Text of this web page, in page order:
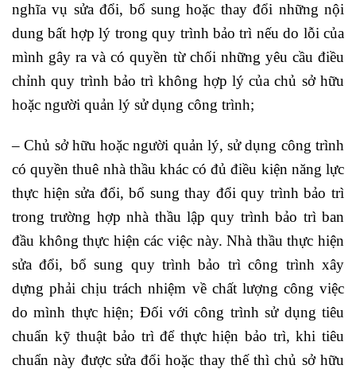
nghĩa vụ sửa đổi, bổ sung hoặc thay đổi những nội
dung bất hợp lý trong quy trình bảo trì nếu do lỗi của
mình gây ra và có quyền từ chối những yêu cầu điều
chỉnh quy trình bảo trì không hợp lý của chủ sở hữu
hoặc người quản lý sử dụng công trình;
– Chủ sở hữu hoặc người quản lý, sử dụng công trình
có quyền thuê nhà thầu khác có đủ điều kiện năng lực
thực hiện sửa đổi, bổ sung thay đổi quy trình bảo trì
trong trường hợp nhà thầu lập quy trình bảo trì ban
đầu không thực hiện các việc này. Nhà thầu thực hiện
sửa đổi, bổ sung quy trình bảo trì công trình xây
dựng phải chịu trách nhiệm về chất lượng công việc
do mình thực hiện; Đối với công trình sử dụng tiêu
chuẩn kỹ thuật bảo trì để thực hiện bảo trì, khi tiêu
chuẩn này được sửa đổi hoặc thay thế thì chủ sở hữu